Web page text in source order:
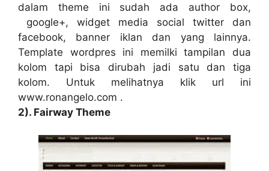
dalam theme ini sudah ada author box,
google+, widget media social twitter dan
facebook, banner iklan dan yang lainnya.
Template wordpres ini memilki tampilan dua
kolom tapi bisa dirubah jadi satu dan tiga
kolom. Untuk melihatnya klik url ini
www.ronangelo.com .
2). Fairway Theme